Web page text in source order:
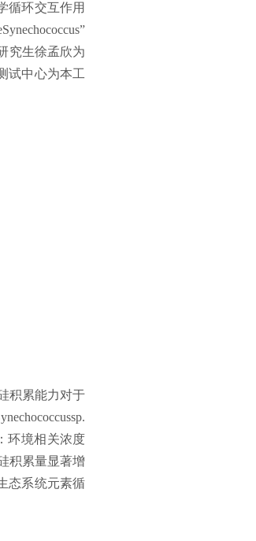
循环交互作用
究生徐孟欣为
试中心为本工
积累能力对于
环境相关浓度
积累量显著增
态系统元素循